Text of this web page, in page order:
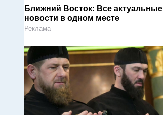
Ближний Восток: Все актуальные
новости в одном месте
Реклама